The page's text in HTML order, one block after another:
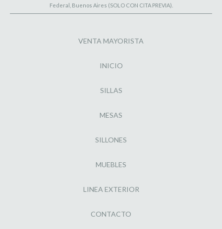
Federal, Buenos Aires (SOLO CON CITA PREVIA).
VENTA MAYORISTA
INICIO
SILLAS
MESAS
SILLONES
MUEBLES
LINEA EXTERIOR
CONTACTO